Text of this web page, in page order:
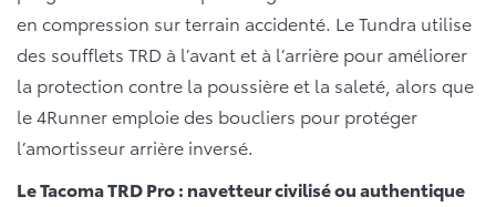
en compression sur terrain accidenté. Le Tundra utilise
des soufflets TRD à l’avant et à l’arrière pour améliorer
la protection contre la poussière et la saleté, alors que
le 4Runner emploie des boucliers pour protéger
l’amortisseur arrière inversé.
Le Tacoma TRD Pro : navetteur civilisé ou authentique